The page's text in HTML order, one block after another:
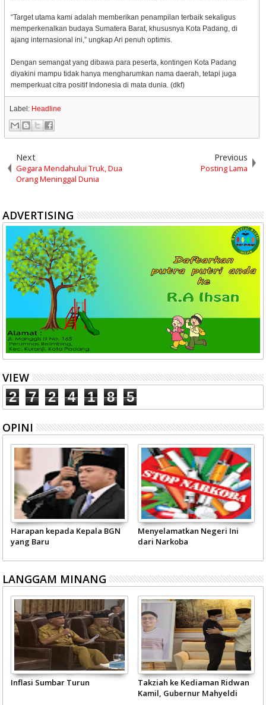
“Target utama kami adalah memberikan penampilan terbaik sekaligus
memperkenalkan budaya Sumatera Barat, khususnya Kota Padang, di
ajang internasional ini,” ungkap Ari penuh optimis.
Dengan semangat yang dibawa para peserta, kontingen Kota Padang
diyakini mampu tidak hanya mengharumkan nama daerah, tetapi juga
memperkuat citra positif Indonesia di mata dunia. (dkf)
Label: Headline
Next
Gegara Mendahului Truk, Dua
Orang Meninggal Dunia
Previous
Posting Lama
ADVERTISING
VIEW
2 7 2 4 1 8 5
OPINI
Harapan kepada Kepala BGN
yang Baru
Menyelamatkan Negeri Ini
dari Narkoba
LANGGAM MINANG
Inflasi Sumbar Turun
Takziah ke Kediaman Ridwan
Kamil, Gubernur Mahyeldi